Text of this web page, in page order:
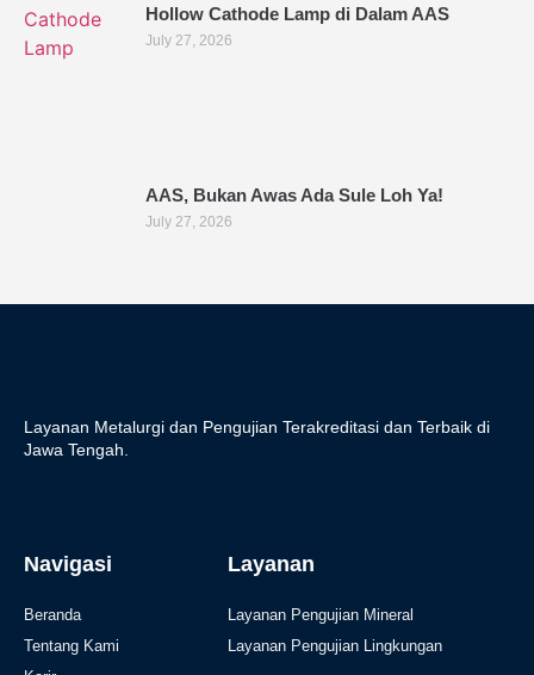
Hollow Cathode Lamp di Dalam AAS
July 27, 2026
AAS, Bukan Awas Ada Sule Loh Ya!
July 27, 2026
Layanan Metalurgi dan Pengujian Terakreditasi dan Terbaik di
Jawa Tengah.
Navigasi
Beranda
Tentang Kami
Layanan
Layanan Pengujian Mineral
Layanan Pengujian Lingkungan